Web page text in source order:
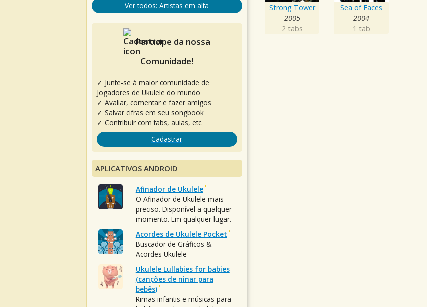
Strong Tower
2005
2 tabs
Sea of Faces
2004
1 tab
Ver todos: Artistas em alta
Participe da nossa
Comunidade!
✓ Junte-se à maior comunidade de
Jogadores de Ukulele do mundo
✓ Avaliar, comentar e fazer amigos
✓ Salvar cifras em seu songbook
✓ Contribuir com tabs, aulas, etc.
Cadastrar
APLICATIVOS ANDROID
Afinador de Ukulele
O Afinador de Ukulele mais
preciso. Disponível a qualquer
momento. Em qualquer lugar.
Acordes de Ukulele Pocket
Buscador de Gráficos &
Acordes Ukulele
Ukulele Lullabies for babies
(canções de ninar para
bebês)
Rimas infantis e músicas para